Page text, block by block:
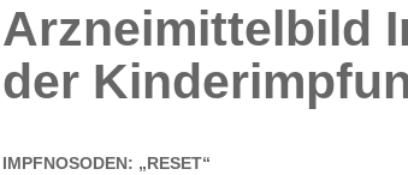
Arzneimittelbild
der
IMPFNOSODEN: „RESET“